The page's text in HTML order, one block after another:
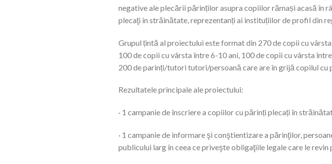
negative ale plecării părinților asupra copiilor rămași acasă
plecaţi in străinătate, reprezentanți ai instituțiilor de profil din
Grupul țintă al proiectului este format din 270 de copii cu
100 de copii cu vârsta între 6-10 ani, 100 de copii cu vârsta
200 de parinți/tutori tutori/persoană care are în grijă copilul
Rezultatele principale ale proiectului:
· 1 campanie de înscriere a copiilor cu părinți plecați în
· 1 campanie de informare şi conştientizare a părinţilor,
publicului larg în ceea ce priveşte obligaţiile legale care le revin